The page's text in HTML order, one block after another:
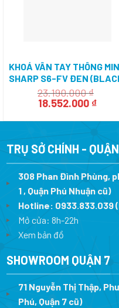
KHOÁ VÂN TAY THÔNG
SHARP S6-FV ĐEN
23.190.000₫
Giá
là:
18.552.000 ₫Giá
tại
TRỤ SỞ CHÍNH -
308 Phan Đình Phùng,
1 , Quận Phú Nhuận cũ)
Hotline: 0933.833.039
Mở cửa: 8h-22h
Xem bản đồ
SHOWROOM QUẬN 7
71 Nguyễn Thị Thập,
Phú, Quận 7 cũ)